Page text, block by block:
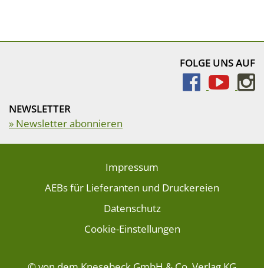
FOLGE UNS AUF
NEWSLETTER
» Newsletter abonnieren
Impressum
AEBs für Lieferanten und Druckereien
Datenschutz
Cookie-Einstellungen